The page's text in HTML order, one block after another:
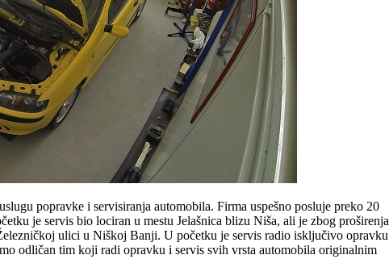
popravke i servisiranja automobila. Firma uspešno posluje preko 20
je servis bio lociran u mestu Jelašnica blizu Niša, ali je zbog proširenja
ulici u Niškoj Banji. U početku je servis radio isključivo opravku
odličan tim koji radi opravku i servis svih vrsta automobila originalnim